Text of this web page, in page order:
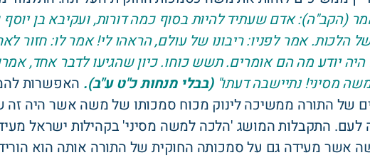
(הקב"ה): אדם שעתיד להיות בסוף כמה דורות, ועקיבא בן
הלכות. אמר לפניו: ריבונו של עולם, הראהו לי! אמר לו: חזור
יודע מה הם אומרים. תשש כוחו. כיון שהגיעו לדבר אחד, אמרו
מסיני! נתיישבה דעתו"(בבלי מנחות כ"ט ע"ב). האפשרות
של התורה ממשיכה לינוק מכוח סמכותו של משה אשר היה זה
לעם. התקבלות המושג 'הלכה למשה מסיני' בקהילות ישראל
אשר מעידה גם על סמכותה החוקית של התורה אותה הוא